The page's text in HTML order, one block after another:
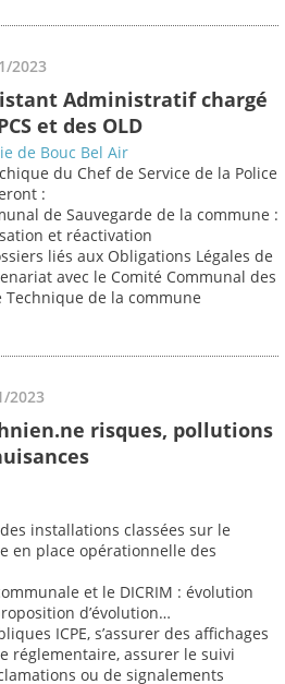
2023
Administratif chargé
et des OLD
de Bouc Bel Air
du Chef de Service de la Police
:
de Sauvegarde de la commune :
et réactivation
liés aux Obligations Légales de
avec le Comité Communal des
Technique de la commune
2023
risques, pollutions
installations classées sur le
en place opérationnelle des
et le DICRIM : évolution
d’évolution…
ICPE, s’assurer des affichages
réglementaire, assurer le suivi
ou de signalements